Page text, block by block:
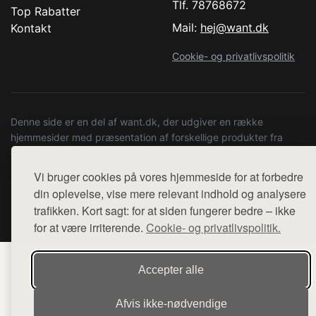
Vi bruger cookies på vores hjemmeside for at forbedre
din oplevelse, vise mere relevant indhold og analysere
trafikken. Kort sagt: for at siden fungerer bedre – ikke
for at være irriterende. Cookie- og privatlivspolitik.
Accepter alle
Afvis ikke‑nødvendige
Top Rabatter
Kontakt
Tlf. 78768672
Mail: hej@want.dk
Cookie- og privatlivspolitik
Denne side er en del af want.dk, der udgiver en række
hjemmesider med præsentation af forskellige produkter fra
diverse webshops. Der sælges ikke varer fra denne side - vi
varerne på lager.
© 2026 kulturstationenlive.dk. Alle rettigheder forbeholdes.